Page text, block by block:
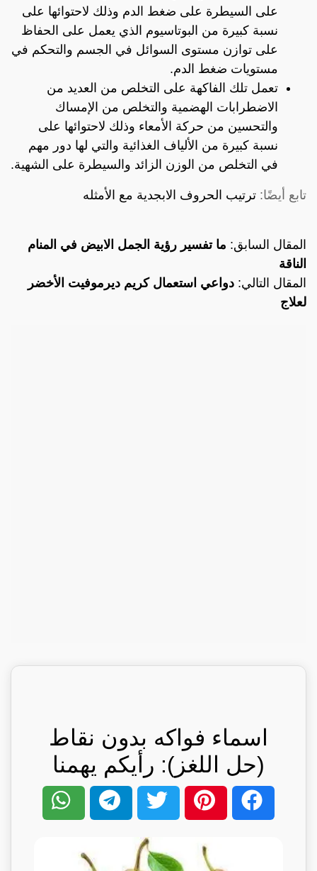
على السيطرة على ضغط الدم وذلك لاحتوائها على
نسبة كبيرة من البوتاسيوم الذي يعمل على الحفاظ
على توازن مستوى السوائل في الجسم والتحكم في
مستويات ضغط الدم.
تعمل تلك الفاكهة على التخلص من العديد من
الاضطرابات الهضمية والتخلص من الإمساك
والتحسين من حركة الأمعاء وذلك لاحتوائها على
نسبة كبيرة من الألياف الغذائية والتي لها دور مهم
في التخلص من الوزن الزائد والسيطرة على الشهية.
تابع أيضًا: ترتيب الحروف الابجدية مع الأمثله
المقال السابق: ما تفسير رؤية الجمل الابيض في المنام
الناقة
المقال التالي: دواعي استعمال كريم ديرموفيت الأخضر
لعلاج
اسماء فواكه بدون نقاط
(حل اللغز): رأيكم يهمنا